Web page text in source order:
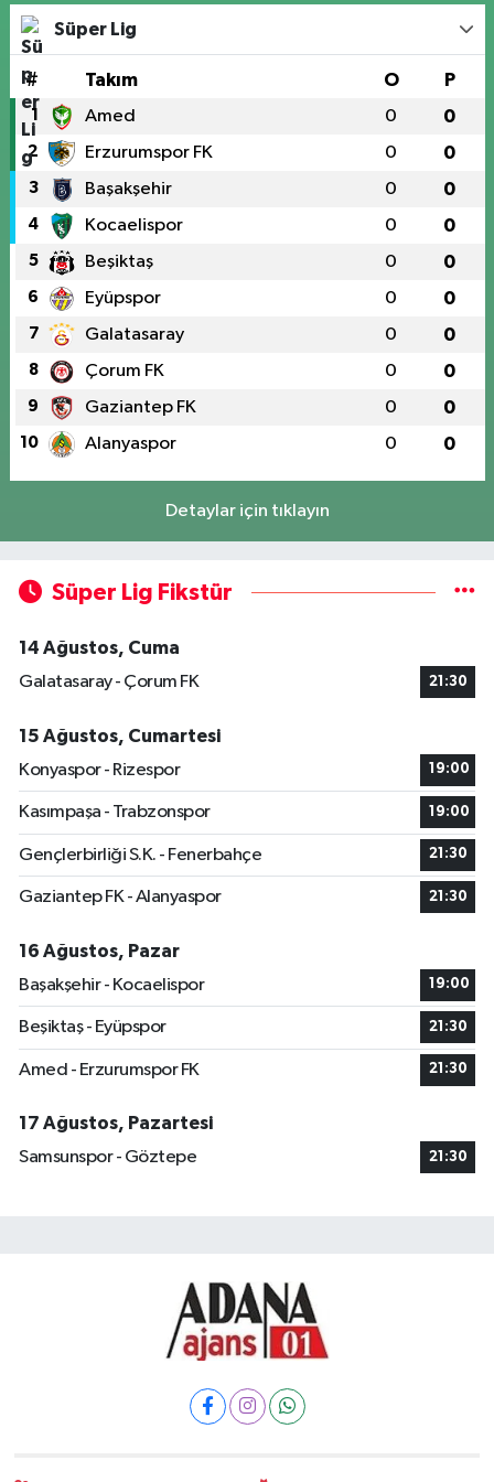
Süper Lig
# Takım O P
1 Amed 0 0
2 Erzurumspor FK 0 0
3 Başakşehir 0 0
4 Kocaelispor 0 0
5 Beşiktaş 0 0
6 Eyüpspor 0 0
7 Galatasaray 0 0
8 Çorum FK 0 0
9 Gaziantep FK 0 0
10 Alanyaspor 0 0
Detaylar için tıklayın
Süper Lig Fikstür
14 Ağustos, Cuma
Galatasaray - Çorum FK
21:30
15 Ağustos, Cumartesi
Konyaspor - Rizespor
19:00
Kasımpaşa - Trabzonspor 19:00
Gençlerbirliği S.K. - Fenerbahçe 21:30
Gaziantep FK - Alanyaspor 21:30
16 Ağustos, Pazar
Başakşehir - Kocaelispor
19:00
Beşiktaş - Eyüpspor 21:30
Amed - Erzurumspor FK 21:30
17 Ağustos, Pazartesi
Samsunspor - Göztepe
21:30